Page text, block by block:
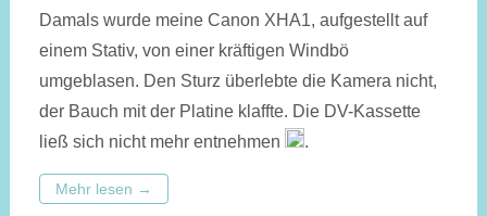
Damals wurde meine Canon XHA1, aufgestellt auf
einem Stativ, von einer kräftigen Windbö
umgeblasen. Den Sturz überlebte die Kamera nicht,
der Bauch mit der Platine klaffte. Die DV-Kassette
ließ sich nicht mehr entnehmen
.
Mehr lesen →